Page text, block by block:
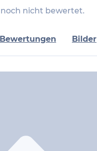
nicht bewertet.
Bewertungen Bilder